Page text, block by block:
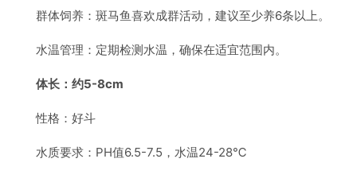
群体饲养：斑马鱼喜欢成群活动，建议至少养6条以上。
水温管理：定期检测水温，确保在适宜范围内。
体长：约5-8cm
性格：好斗
水质要求：PH值6.5-7.5，水温24-28℃